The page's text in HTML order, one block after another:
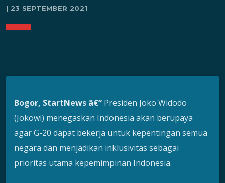
| 23 SEPTEMBER 2021
Bogor, StartNews â€“ Presiden Joko Widodo
(Jokowi) menegaskan Indonesia akan berupaya
agar G-20 dapat bekerja untuk kepentingan semua
negara dan menjadikan inklusivitas sebagai
prioritas utama kepemimpinan Indonesia.